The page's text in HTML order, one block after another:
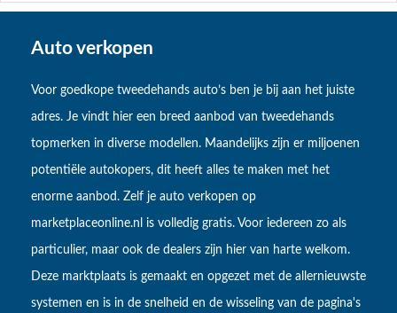
Auto verkopen
Voor goedkope tweedehands auto’s ben je bij aan het juiste
adres. Je vindt hier een breed aanbod van tweedehands
topmerken in diverse modellen. Maandelijks zijn er miljoenen
potentiële autokopers, dit heeft alles te maken met het
enorme aanbod. Zelf je auto verkopen op
marketplaceonline.nl is volledig gratis. Voor iedereen zo als
particulier, maar ook de dealers zijn hier van harte welkom.
Deze marktplaats is gemaakt en opgezet met de allernieuwste
systemen en is in de snelheid en de wisseling van de pagina's